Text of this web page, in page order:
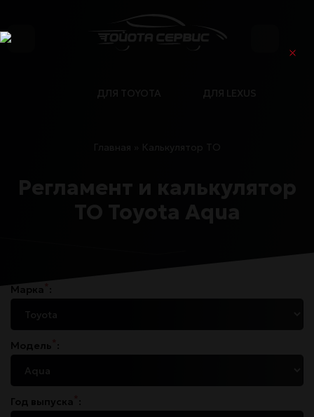
ДЛЯ TOYOTA
Регламент и калькулятор
ТО Toyota Aqua
Марка :
Модель :
Год выпуска :